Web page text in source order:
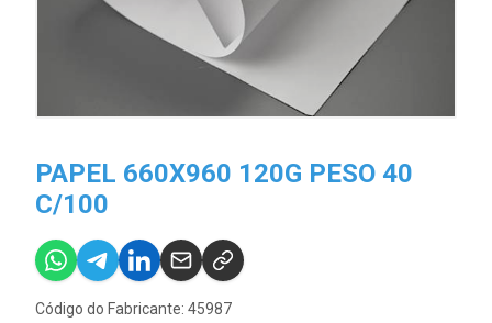
PAPEL 660X960 120G PESO 40
C/100
Código do Fabricante: 45987